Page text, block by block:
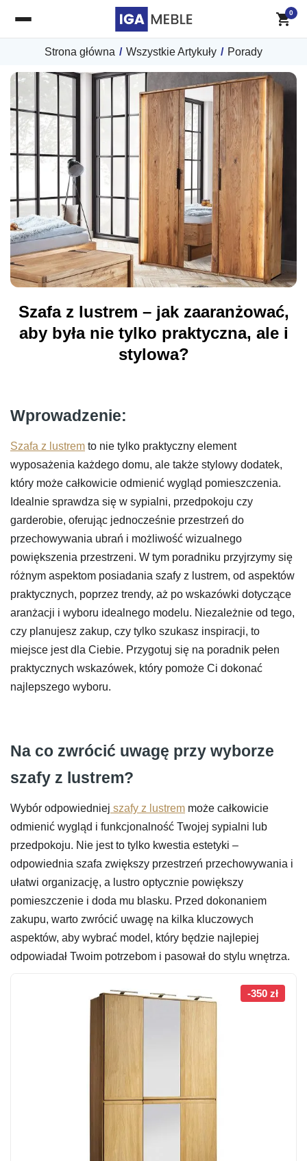
Strona główna / Wszystkie Artykuły / Porady
Szafa z lustrem – jak zaaranżować,
aby była nie tylko praktyczna, ale i
stylowa?
Wprowadzenie:
Szafa z lustrem to nie tylko praktyczny element
wyposażenia każdego domu, ale także stylowy dodatek,
który może całkowicie odmienić wygląd pomieszczenia.
Idealnie sprawdza się w sypialni, przedpokoju czy
garderobie, oferując jednocześnie przestrzeń do
przechowywania ubrań i możliwość wizualnego
powiększenia przestrzeni. W tym poradniku przyjrzymy się
różnym aspektom posiadania szafy z lustrem, od aspektów
praktycznych, poprzez trendy, aż po wskazówki dotyczące
aranżacji i wyboru idealnego modelu. Niezależnie od tego,
czy planujesz zakup, czy tylko szukasz inspiracji, to
miejsce jest dla Ciebie. Przygotuj się na poradnik pełen
praktycznych wskazówek, który pomoże Ci dokonać
najlepszego wyboru.
Na co zwrócić uwagę przy wyborze
szafy z lustrem?
Wybór odpowiedniej szafy z lustrem może całkowicie
odmienić wygląd i funkcjonalność Twojej sypialni lub
przedpokoju. Nie jest to tylko kwestia estetyki –
odpowiednia szafa zwiększy przestrzeń przechowywania i
ułatwi organizację, a lustro optycznie powiększy
pomieszczenie i doda mu blasku. Przed dokonaniem
zakupu, warto zwrócić uwagę na kilka kluczowych
aspektów, aby wybrać model, który będzie najlepiej
odpowiadał Twoim potrzebom i pasował do stylu wnętrza.
-350 zł
0